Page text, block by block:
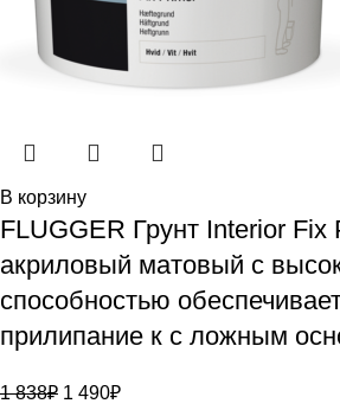
В корзину
FLUGGER Грунт Interior Fix
акриловый матовый с
способностью
прилипание к с ложным
1 838₽ 1 490₽